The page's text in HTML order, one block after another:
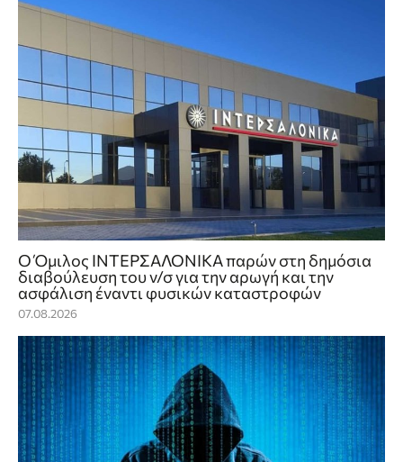
Ο Όμιλος ΙΝΤΕΡΣΑΛΟΝΙΚΑ παρών στη δημόσια
διαβούλευση του ν/σ για την αρωγή και την
ασφάλιση έναντι φυσικών καταστροφών
07.08.2026